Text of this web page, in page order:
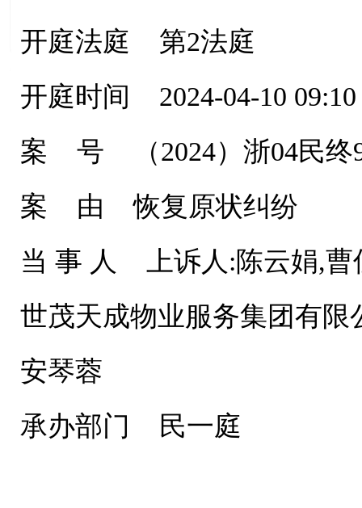
开庭法庭 第2法庭
开庭时间 2024-04-10 09:10
案 号 （2024）浙04民终
案 由 恢复原状纠纷
当 事 人 上诉人:陈云娟,曹
世茂天成物业服务集团有
安琴蓉
承办部门 民一庭